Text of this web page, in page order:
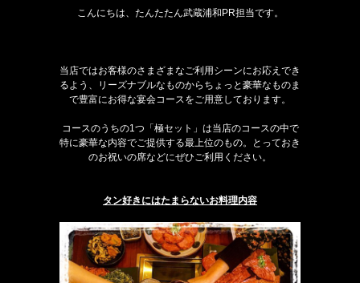
こんにちは、たんたたん武蔵浦和PR担当です。
当店ではお客様のさまざまなご利用シーンにお応えでき
るよう、リーズナブルなものからちょっと豪華なものま
で豊富にお得な宴会コースをご用意しております。
コースのうちの1つ「極セット」は当店のコースの中で
特に豪華な内容でご提供する最上位のもの。とっておき
のお祝いの席などにぜひご利用ください。
タン好きにはたまらないお料理内容